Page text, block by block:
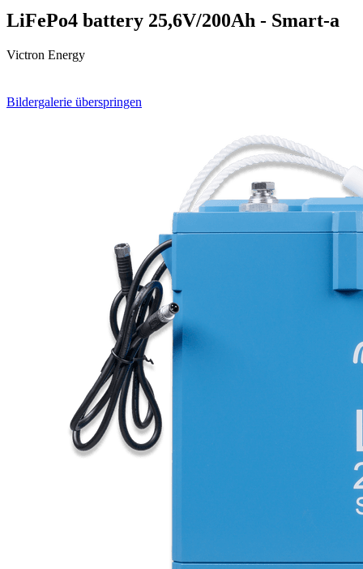
LiFePo4 battery 25,6V/200Ah - Smart-a
Victron Energy
Bildergalerie überspringen